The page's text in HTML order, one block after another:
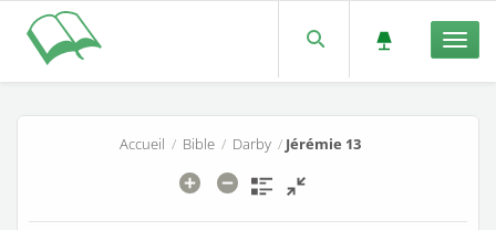
Accueil / Bible / Darby / Jérémie 13